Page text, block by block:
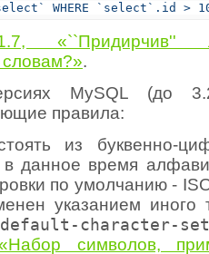
`select` WHERE `select`.id >
.
MySQL (до
правила:
из буквенно-
в данное время
по умолчанию -
указанием иного
character-set
символов,